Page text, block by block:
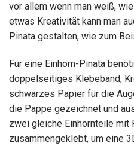
vor allem wenn man weiß,
etwas Kreativität kann man
Pinata gestalten, wie zum
Für eine Einhorn-Pinata
doppelseitiges Klebeband,
schwarzes Papier für die
die Pappe gezeichnet und
zwei gleiche Einhornteile mit
zusammengeklebt, um eine